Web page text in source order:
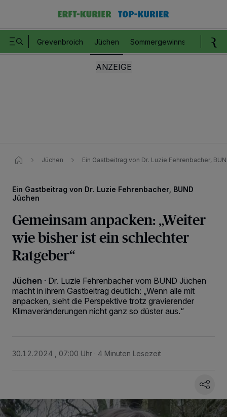
Grevenbroich Jüchen Sommergewinnspiel
Jüchen Ein Gastbeitrag von Dr. Luzie Fehrenbacher,
Ein Gastbeitrag von Dr. Luzie Fehrenbacher, BUND
Jüchen
Gemeinsam anpacken: „Weiter
wie bisher ist ein schlechter
Ratgeber“
Jüchen · Dr. Luzie Fehrenbacher vom BUND Jüchen
macht in ihrem Gastbeitrag deutlich: „Wenn alle mit
anpacken, sieht die Perspektive trotz gravierender
Klimaveränderungen nicht ganz so düster aus.“
30.12.2024 , 07:00 Uhr 4 Minuten Lesezeit